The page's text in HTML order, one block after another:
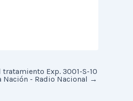
Exp. 3001-S-10
Nación - Radio Nacional →